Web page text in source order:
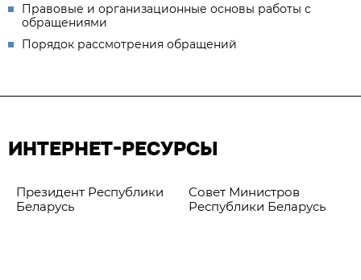
Правовые и организационные основы работы с
обращениями
Порядок рассмотрения обращений
ИНТЕРНЕТ-РЕСУРСЫ
Президент Республики
Беларусь
Совет Министров
Республики Беларусь